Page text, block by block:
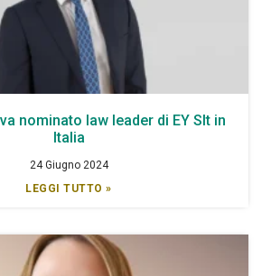
nominato law leader di EY Slt in
Italia
24 Giugno 2024
LEGGI TUTTO »